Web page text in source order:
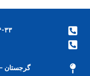
۹۹۵-
گرجستان –